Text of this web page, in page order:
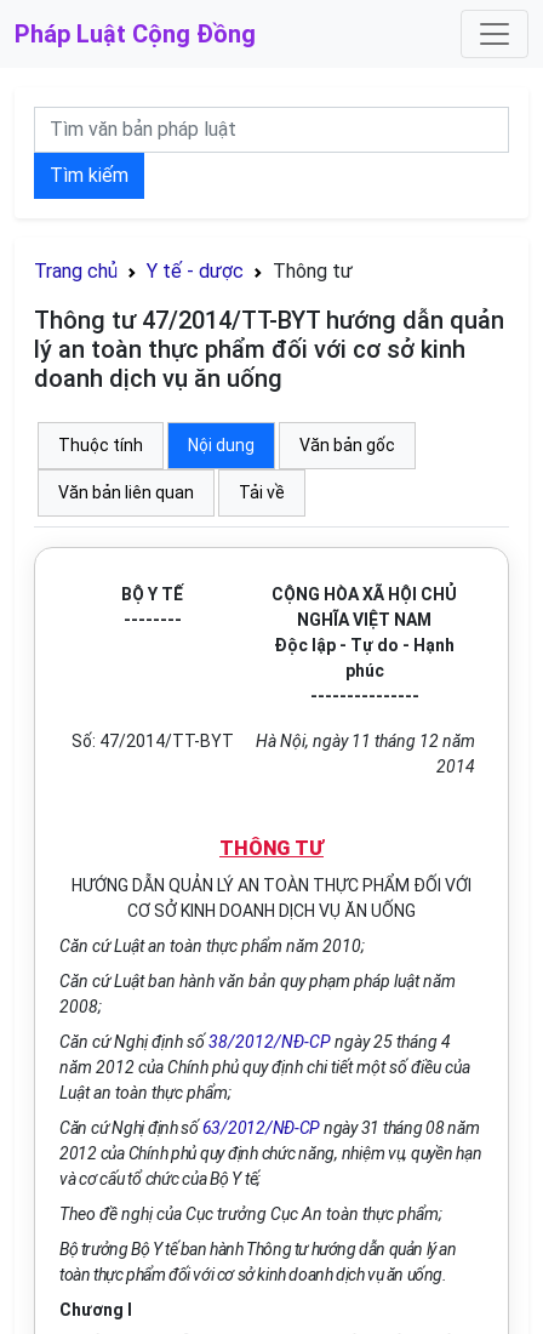
Pháp Luật Cộng Đồng
Tìm kiếm
Trang chủ Y tế - dược Thông tư
Thông tư 47/2014/TT-BYT hướng dẫn quản
lý an toàn thực phẩm đối với cơ sở kinh
doanh dịch vụ ăn uống
Thuộc tính Nội dung Văn bản gốc
Văn bản liên quan Tải về
BỘ Y TẾ
--------
CỘNG HÒA XÃ HỘI CHỦ
NGHĨA VIỆT NAM
Độc lập - Tự do - Hạnh
phúc
---------------
Số: 47/2014/TT-BYT
Hà Nội, ngày 11 tháng 12 năm
2014
THÔNG TƯ
HƯỚNG DẪN QUẢN LÝ AN TOÀN THỰC PHẨM ĐỐI VỚI
CƠ SỞ KINH DOANH DỊCH VỤ ĂN UỐNG
Căn cứ Luật an toàn thực phẩm năm 2010;
Căn cứ Luật ban hành văn bản quy phạm pháp luật năm
2008;
Căn cứ Nghị định số38/2012/NĐ-CPngày 25 tháng 4
năm 2012 của Chính phủ quy định chi tiết một số điều của
Luật an toàn thực phẩm;
Căn cứ Nghị định số63/2012/NĐ-CPngày 31 tháng 08 năm
2012 của Chính phủ quy định chức năng, nhiệm vụ, quyền hạn
và cơ cấu tổ chức của Bộ Y tế;
Theo đề nghị của Cục trưởng Cục An toàn thực phẩm;
Bộ trưởng Bộ Y tế ban hành Thông tư hướng dẫn quản lý an
toàn thực phẩm đối với cơ sở kinh doanh dịch vụ ăn uống.
Chương I